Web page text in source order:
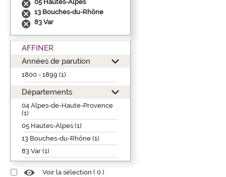
05 Hautes-Alpes
13 Bouches-du-Rhône
83 Var
AFFINER
Années de parution
1800 - 1899 (1)
Départements
04 Alpes-de-Haute-Provence
(1)
05 Hautes-Alpes (1)
13 Bouches-du-Rhône (1)
83 Var (1)
Voir la sélection ( 0 )